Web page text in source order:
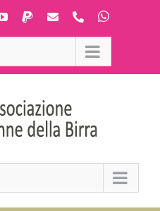
YouTube
PayPalEmail PhoneWhatsApp